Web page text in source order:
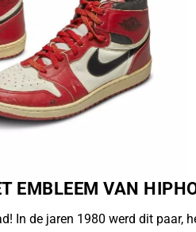
EMBLEEM VAN
In de jaren 1980 werd dit paar,